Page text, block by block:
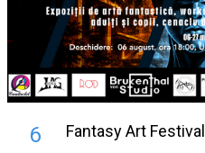
6 Fantasy Art Festival